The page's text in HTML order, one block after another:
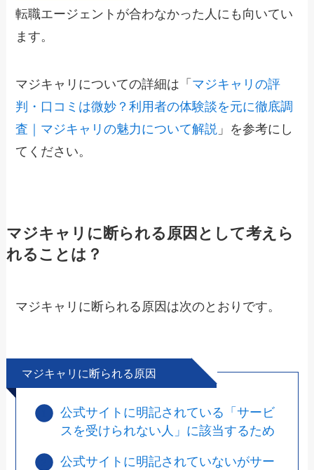
転職エージェントが合わなかった人にも向いてい
ます。
マジキャリについての詳細は「 マジキャリの評
判・口コミは微妙？利用者の体験談を元に徹底調
査｜マジキャリの魅力について解説 」を参考にし
てください。
マジキャリに断られる原因として考えら
れることは？
マジキャリに断られる原因は次のとおりです。
マジキャリに断られる原因
公式サイトに明記されている「サービ
スを受けられない人」に該当するため
公式サイトに明記されていないがサー